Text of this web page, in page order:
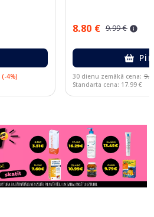
(-4%)
8.80 € 9.99 €
30 dienu zemākā cena:
Standarta cena: 17.99 €